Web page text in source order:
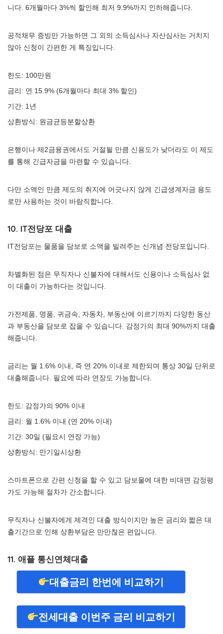
니다. 6개월마다 3%씩 할인해 최저 9.9%까지 인하해줍니다.
공적채무 증빙만 가능하면 그 외의 소득심사나 자산심사는 거치지
않아 신청이 간편한 게 특징입니다.
한도: 100만원
금리: 연 15.9% (6개월마다 최대 3% 할인)
기간: 1년
상환방식: 원금균등분할상환
은행이나 제2금융권에서도 거절될 만큼 신용도가 낮더라도 이 제도
를 통해 긴급자금을 마련할 수 있습니다.
다만 소액인 만큼 제도의 취지에 어긋나지 않게 긴급생계자금 용도
로만 사용하는 것이 바람직합니다.
10. IT전당포 대출
IT전당포는 물품을 담보로 소액을 빌려주는 신개념 전당포입니다.
차별화된 점은 무직자나 신불자에 대해서도 신용이나 소득심사 없
이 대출이 가능하다는 것입니다.
가전제품, 명품, 귀금속, 자동차, 부동산에 이르기까지 다양한 동산
과 부동산을 담보로 잡을 수 있습니다. 감정가의 최대 90%까지 대출
해줍니다.
금리는 월 1.6% 이내, 즉 연 20% 이내로 제한되며 통상 30일 단위로
대출해줍니다. 필요에 따라 연장도 가능합니다.
한도: 감정가의 90% 이내
금리: 월 1.6% 이내 (연 20% 이내)
기간: 30일 (필요시 연장 가능)
상환방식: 만기일시상환
스마트폰으로 간편 신청을 할 수 있고 담보물에 대한 비대면 감정평
가도 가능해 절차가 간소합니다.
무직자나 신불자에게 제격인 대출 방식이지만 높은 금리와 짧은 대
출기간으로 인해 상환부담은 만만찮은 편입니다.
11. 애플 통신연체대출
대출금리 한번에 비교하기
전세대출 이번주 금리 비교하기